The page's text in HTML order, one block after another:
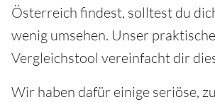
Österreich findest, solltest du
wenig umsehen. Unser
Vergleichstool vereinfacht dir
Wir haben dafür einige seriöse,